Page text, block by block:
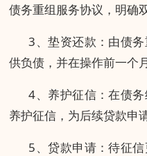
债务重组服务协议，明确
3、垫资还款：由债
供负债，并在操作前一个
4、养护征信：在债
养护征信，为后续贷款申
5、贷款申请：待征